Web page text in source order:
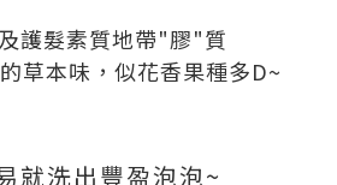
護髮素質地帶"膠"質
草本味，似花香果種多D~
就洗出豐盈泡泡~